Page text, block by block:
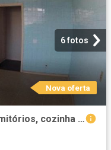
6 fotos
Nova oferta
Apartamento tipo padrao 2 dormitórios, cozinha planejada, portaria 24 horas, salão de festa, ele